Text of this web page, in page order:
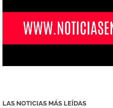
LAS NOTICIAS MÁS LEÍDAS